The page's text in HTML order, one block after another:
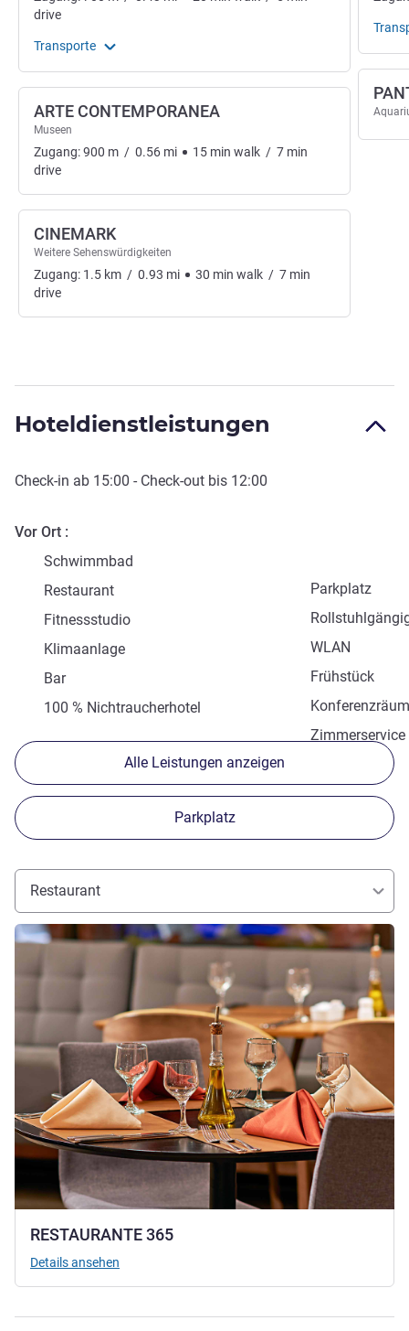
drive
Transporte
ARTE CONTEMPORANEA
Museen
Zugang:900 m / 0.56 mi 15 min walk / 7 min
drive
CINEMARK
Weitere Sehenswürdigkeiten
Zugang: 1.5 km / 0.93 mi 30 min walk / 7 min
drive
Hoteldienstleistungen
Check-in ab 15:00 - Check-out bis 12:00
Vor Ort
Schwimmbad
Parkplatz
Restaurant
Fitnessstudio
WLAN
Klimaanlage
Frühstück
Bar
100 % Nichtraucherhotel
Zimmerservice
Alle Leistungen anzeigen
Parkplatz
Restaurant
RESTAURANTE 365
Details ansehen
Details ansehen